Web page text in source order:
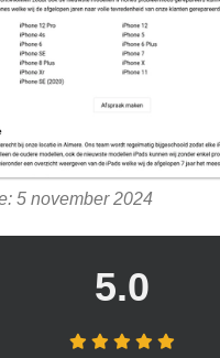
5 november 2024
5.0